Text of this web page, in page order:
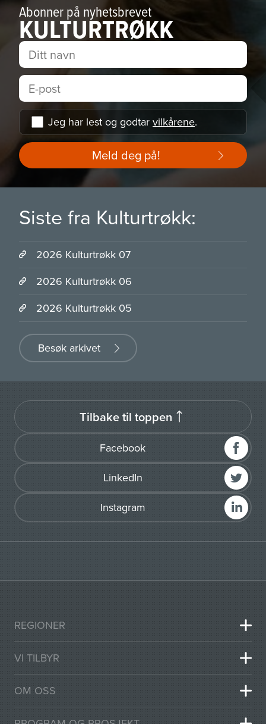
Abonner på nyhetsbrevet
KULTURTRØKK
Jeg har lest og godtar vilkårene.
Meld deg på!
Siste fra Kulturtrøkk:
2026 Kulturtrøkk 07
2026 Kulturtrøkk 06
2026 Kulturtrøkk 05
Besøk arkivet
Facebook
LinkedIn
Instagram
Tilbake til toppen
REGIONER
VI TILBYR
OM OSS